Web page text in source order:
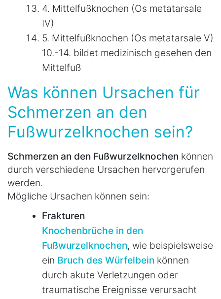
4. Mittelfußknochen (Os metatarsale
IV)
5. Mittelfußknochen (Os metatarsale V)
10.-14. bildet medizinisch gesehen den
Mittelfuß
Was können Ursachen für
Schmerzen an den
Fußwurzelknochen sein?
Schmerzen an den Fußwurzelknochen können
durch verschiedene Ursachen hervorgerufen
werden.
Mögliche Ursachen können sein:
Frakturen
Knochenbrüche in den
Fußwurzelknochen, wie beispielsweise
ein Bruch des Würfelbein können
durch akute Verletzungen oder
traumatische Ereignisse verursacht